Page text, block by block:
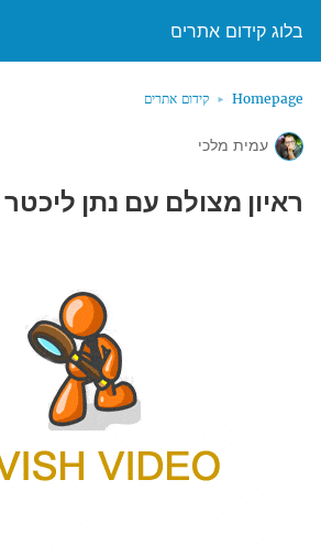
בלוג קידום אתרים
Homepage קידום אתרים
עמית מלכי
ראיון מצולם עם נתן